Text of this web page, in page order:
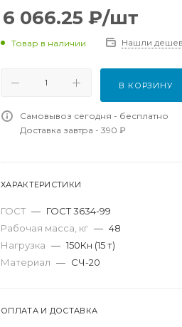
6 066.25 ₽/шт
Товар в наличии Нашли
В КОРЗИНУ
Самовывоз сегодня - бесплатно
Доставка завтра - 390 ₽
ХАРАКТЕРИСТИКИ
ГОСТ — ГОСТ 3634-99
Рабочая масса, кг — 48
Нагрузка — 150Кн (15 т)
Материал — СЧ-20
ОПЛАТА И ДОСТАВКА